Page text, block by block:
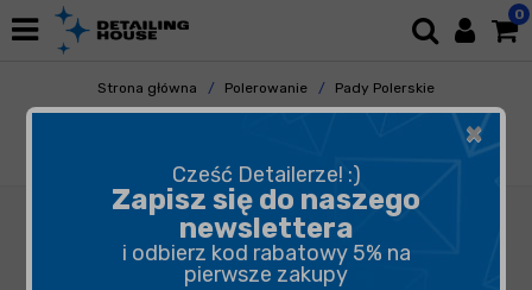
0
Strona główna Polerowanie
Pady Polerskie
Pady Mikrofibrowe
×
Cześć Detailerze! :)
Zapisz się do naszego
newslettera
i odbierz kod rabatowy 5% na
pierwsze zakupy